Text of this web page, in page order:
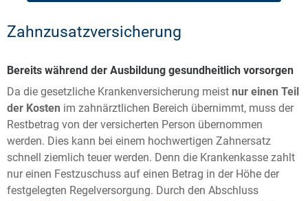
Zahnzusatzversicherung
Bereits während der Ausbildung gesundheitlich vorsorgen
Da die gesetzliche Krankenversicherung meist nur einen Teil
der Kosten im zahnärztlichen Bereich übernimmt, muss der
Restbetrag von der versicherten Person übernommen
werden. Dies kann bei einem hochwertigen Zahnersatz
schnell ziemlich teuer werden. Denn die Krankenkasse zahlt
nur einen Festzuschuss auf einen Betrag in der Höhe der
festgelegten Regelversorgung. Durch den Abschluss